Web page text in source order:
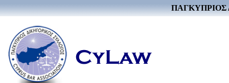
ΠΑΓΚΥΠΡΙΟΣ